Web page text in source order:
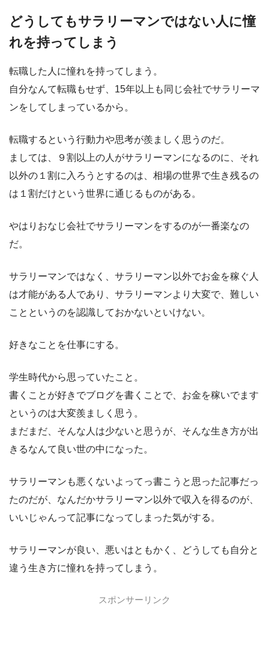
どうしてもサラリーマンではない人に憧
れを持ってしまう
転職した人に憧れを持ってしまう。
自分なんて転職もせず、15年以上も同じ会社でサラリーマ
ンをしてしまっているから。
転職するという行動力や思考が羨ましく思うのだ。
ましては、９割以上の人がサラリーマンになるのに、それ
以外の１割に入ろうとするのは、相場の世界で生き残るの
は１割だけという世界に通じるものがある。
やはりおなじ会社でサラリーマンをするのが一番楽なの
だ。
サラリーマンではなく、サラリーマン以外でお金を稼ぐ人
は才能がある人であり、サラリーマンより大変で、難しい
ことというのを認識しておかないといけない。
好きなことを仕事にする。
学生時代から思っていたこと。
書くことが好きでブログを書くことで、お金を稼いでます
というのは大変羨ましく思う。
まだまだ、そんな人は少ないと思うが、そんな生き方が出
きるなんて良い世の中になった。
サラリーマンも悪くないよってっ書こうと思った記事だっ
たのだが、なんだかサラリーマン以外で収入を得るのが、
いいじゃんって記事になってしまった気がする。
サラリーマンが良い、悪いはともかく、どうしても自分と
違う生き方に憧れを持ってしまう。
スポンサーリンク